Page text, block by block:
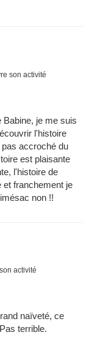
son activité
Babine, je me suis
l'histoire
accroché du
est plaisante
l'histoire de
et franchement je
non !!
activité
naïveté, ce
terrible.